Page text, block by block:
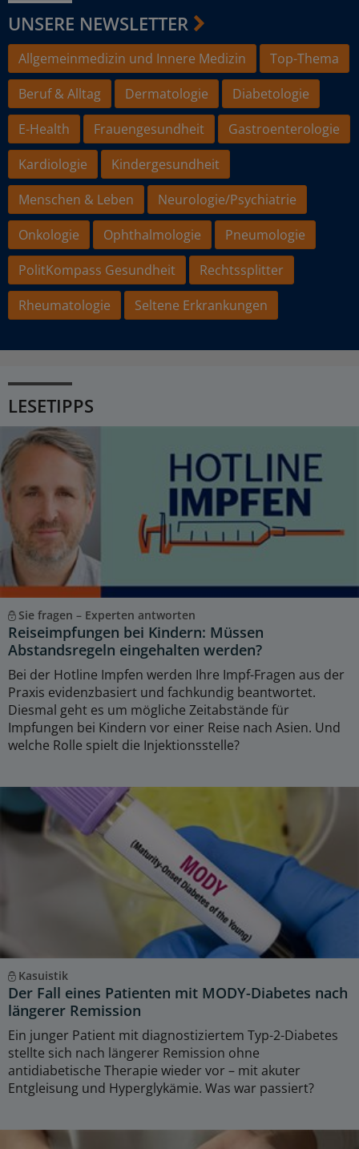
UNSERE NEWSLETTER
Allgemeinmedizin und Innere Medizin
Top-Thema
Beruf & Alltag
Dermatologie
Diabetologie
E-Health
Frauengesundheit
Gastroenterologie
Kardiologie
Kindergesundheit
Menschen & Leben
Neurologie/Psychiatrie
Onkologie
Ophthalmologie
Pneumologie
PolitKompass Gesundheit
Rechtssplitter
Rheumatologie
Seltene Erkrankungen
LESETIPPS
Sie fragen – Experten antworten
Reiseimpfungen bei Kindern: Müssen
Abstandsregeln eingehalten werden?
Bei der Hotline Impfen werden Ihre Impf-Fragen aus der
Praxis evidenzbasiert und fachkundig beantwortet.
Diesmal geht es um mögliche Zeitabstände für
Impfungen bei Kindern vor einer Reise nach Asien. Und
welche Rolle spielt die Injektionsstelle?
Kasuistik
Der Fall eines Patienten mit MODY-Diabetes nach
längerer Remission
Ein junger Patient mit diagnostiziertem Typ-2-Diabetes
stellte sich nach längerer Remission ohne
antidiabetische Therapie wieder vor – mit akuter
Entgleisung und Hyperglykämie. Was war passiert?